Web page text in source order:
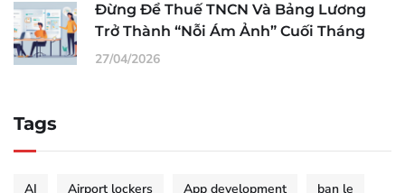
Đừng Để Thuế TNCN Và Bảng Lương
Trở Thành “Nỗi Ám Ảnh” Cuối Tháng
27/04/2026
Tags
AI Airport lockers App development ban le